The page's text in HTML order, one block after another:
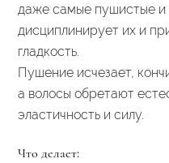
даже самые пушистые и
дисциплинирует их и
гладкость.
Пушение исчезает,
а волосы обретают
эластичность и силу.
Что делает: